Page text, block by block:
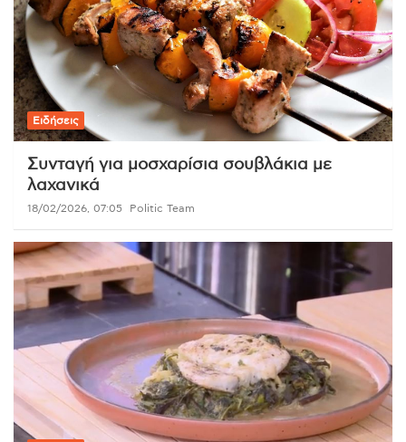
Ειδήσεις
Συνταγή για μοσχαρίσια σουβλάκια με
λαχανικά
18/02/2026, 07:05 Politic Team